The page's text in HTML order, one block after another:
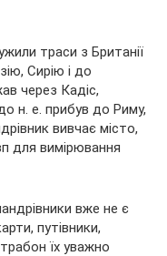
траси з Британії
Сирію і до
через Кадіс,
н. е. прибув до Риму,
вивчає місто,
для вимірювання
вже не є
путівники,
їх уважно